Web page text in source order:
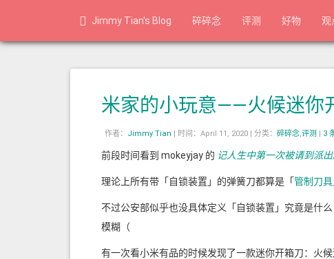
Jimmy Tian's Blog 碎碎念 评测 好物 观
米家的小玩意——火候迷你
作者： Jimmy Tian | 时间：April 11, 2020 | 分类： 碎碎念,评测 | 3
前段时间看到 mokeyjay 的 记人生中第一次被请到派
理论上所有带「自锁装置」的弹簧刀都算是「管制刀具
不过公安部似乎也没具体定义「自锁装置」究竟是什
模糊（
有一次看小米有品的时候发现了一款迷你开箱刀：火